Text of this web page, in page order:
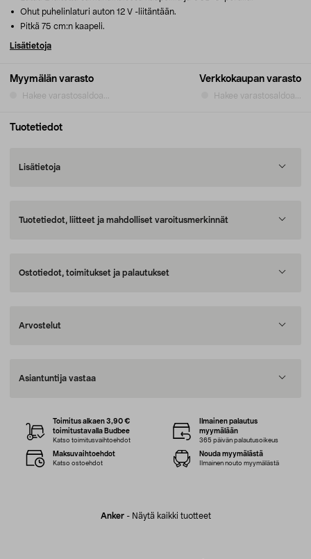
Myymälän varasto
Hakee varastosaldoa...
Verkkokaupan varasto
Hakee varastosaldoa...
Ohut puhelinlaturi auton 12 V -liitäntään.
Pitkä 75 cm:n kaapeli.
Lisätietoja
Tuotetiedot
Lisätietoja
Tuotetiedot, liitteet ja mahdolliset varoitusmerkinnät
Ostotiedot, toimitukset ja palautukset
Arvostelut
Asiantuntija vastaa
Anker- Näytä kaikki tuotteet
Toimitus alkaen 3,90 €
toimitustavalla Budbee
Katso toimitusvaihtoehdot
Ilmainen palautus
myymälään
365 päivän palautusoikeus
Maksuvaihtoehdot
Katso ostoehdot
Nouda myymälästä
Ilmainen nouto myymälästä